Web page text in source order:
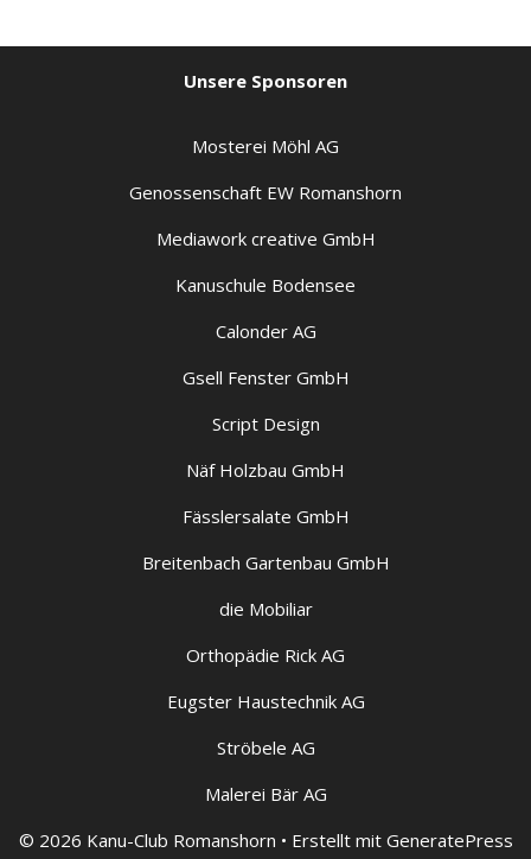
Unsere Sponsoren
Mosterei Möhl AG
Genossenschaft EW Romanshorn
Mediawork creative GmbH
Kanuschule Bodensee
Calonder AG
Gsell Fenster GmbH
Script Design
Näf Holzbau GmbH
Fässlersalate GmbH
Breitenbach Gartenbau GmbH
die Mobiliar
Orthopädie Rick AG
Eugster Haustechnik AG
Ströbele AG
Malerei Bär AG
© 2026 Kanu-Club Romanshorn • Erstellt mit GeneratePress